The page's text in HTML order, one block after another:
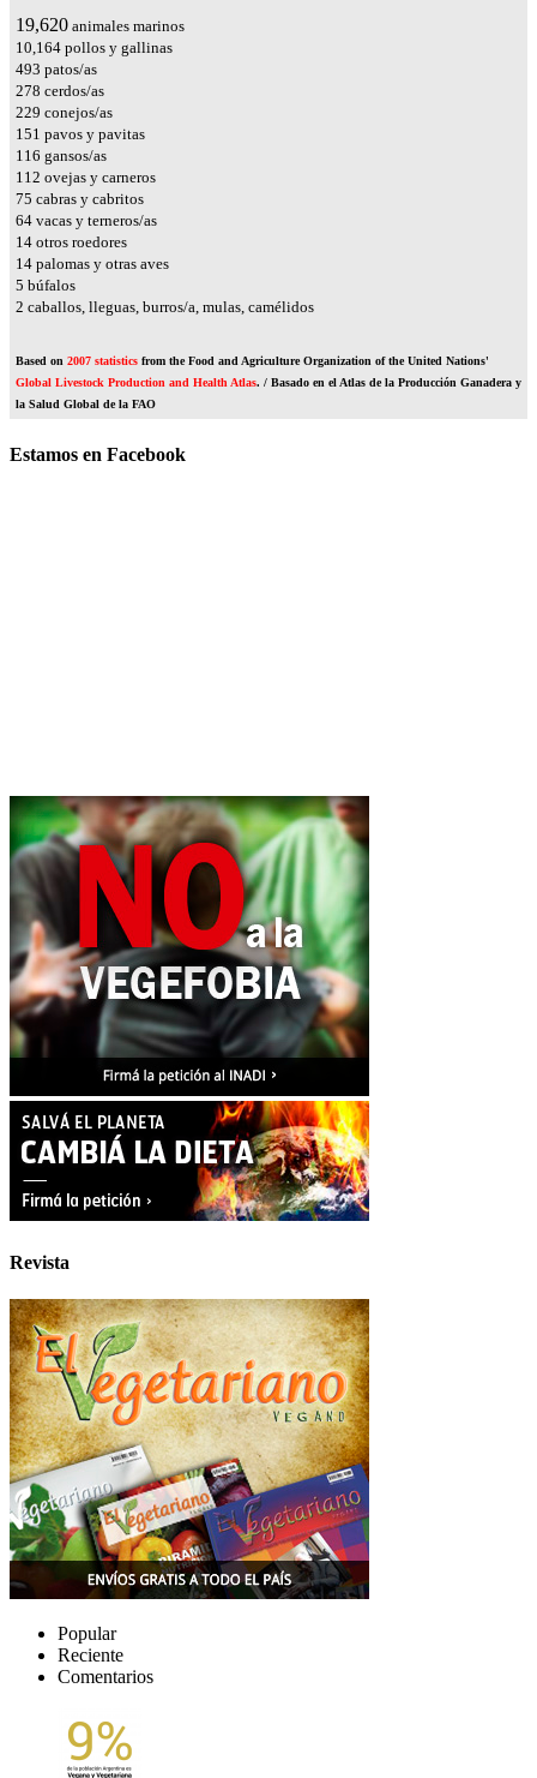
23,545 animales marinos
12,197 pollos y gallinas
592 patos/as
334 cerdos/as
275 conejos/as
181 pavos y pavitas
139 gansos/as
135 ovejas y carneros
90 cabras y cabritos
76 vacas y terneros/as
17 otros roedores
16 palomas y otras aves
6 búfalos
2 caballos, lleguas, burros/a, mulas, camélidos
Based on 2007 statistics from the Food and Agriculture Organization of the United Nations'
Global Livestock Production and Health Atlas. / Basado en el Atlas de la Producción Ganadera y
la Salud Global de la FAO
Estamos en Facebook
Revista
Popular
Reciente
Comentarios